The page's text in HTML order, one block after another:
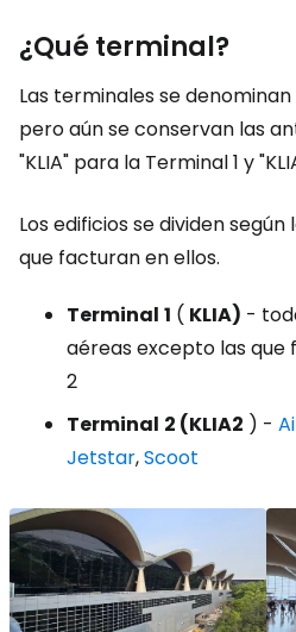
¿Qué terminal?
Las terminales se denominan
pero aún se conservan las
"KLIA" para la Terminal 1 y
Los edificios se dividen
que facturan en ellos.
Terminal 1 ( KLIA) -
aéreas excepto las
2
Terminal 2 (KLIA2 ) -
Jetstar,Scoot